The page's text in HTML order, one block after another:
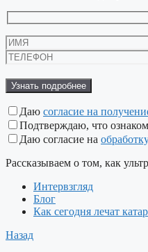
это
поле
пустым.
Даю согласие на
Подтверждаю, что
Даю согласие на
Рассказываем о том, как
Интервзгляд
Блог
Как сегодня лечат
Назад